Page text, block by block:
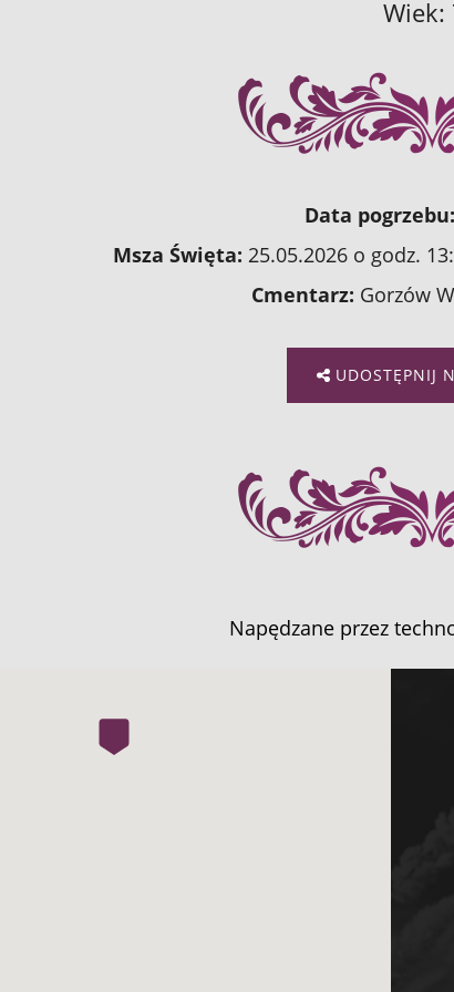
Wiek:
Data pogrzebu:
Msza Święta: 25.05.2026 o godz.
Cmentarz: Gorzów
UDOSTĘPNIJ
Napędzane przez